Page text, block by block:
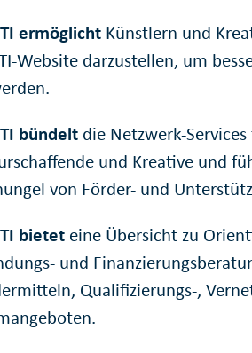
ermöglicht Künstlern und
Website darzustellen, um
bündelt die Netzwerk-
und Kreative und
von Förder- und
bietet eine Übersicht zu
und
Qualifizierungs-,